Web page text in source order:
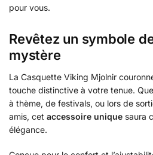
pour vous.
Revêtez un symbole
mystère
La Casquette Viking Mjolnir
touche distinctive à votre tenue.
à thème, de festivals, ou lors de
amis, cet accessoire unique saura
élégance.